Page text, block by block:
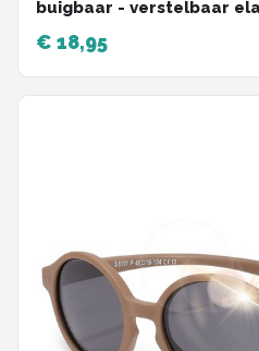
buigbaar - verstelbaar
UV400 bescherming -
babyzonnebril vierkant -
€ 18,95